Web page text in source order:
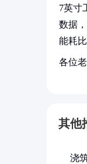
7英寸
数据
能耗
各位
其他
浇